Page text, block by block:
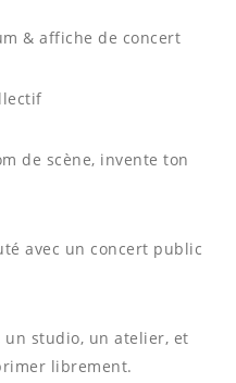
& affiche de concert
de scène, invente ton
avec un concert public
un studio, un atelier, et
librement.